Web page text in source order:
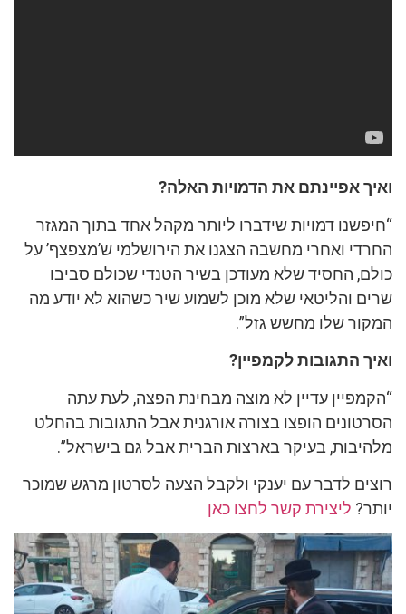
ואיך אפיינתם את הדמויות האלה?
“חיפשנו דמויות שידברו ליותר מקהל אחד בתוך המגזר
החרדי ואחרי מחשבה הצגנו את הירושלמי ש’מצפצף’ על
כולם, החסיד שלא מעודכן בשיר הטנדי שכולם סביבו
שרים והליטאי שלא מוכן לשמוע שיר כשהוא לא יודע מה
המקור שלו מחשש גזל”.
ואיך התגובות לקמפיין?
“הקמפיין עדיין לא מוצה מבחינת הפצה, לעת עתה
הסרטונים הופצו בצורה אורגנית אבל התגובות בהחלט
מלהיבות, בעיקר בארצות הברית אבל גם בישראל”.
רוצים לדבר עם יענקי ולקבל הצעה לסרטון מרגש שמוכר
יותר? ליצירת קשר לחצו כאן